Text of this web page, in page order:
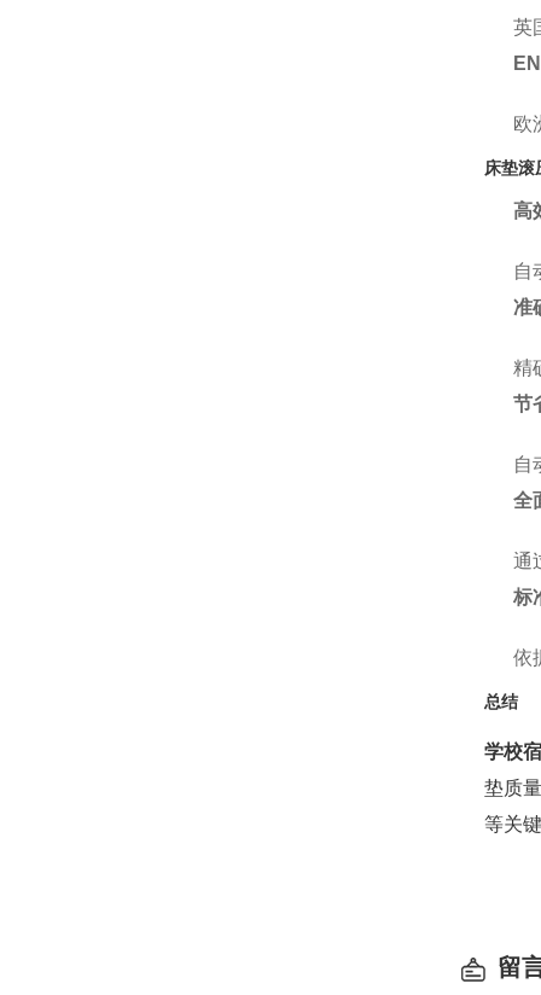
英
欧
床垫滚
高
自
准
精
节
自
全
通
标
依
总结
学校
垫质
等关
留